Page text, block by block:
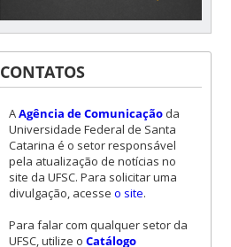
CONTATOS
AAgência de Comunicaçãoda
Universidade Federal de Santa
Catarina é o setor responsável
pela atualização de notícias no
site da UFSC. Para solicitar uma
divulgação, acesse o site.
Para falar com qualquer setor da
UFSC, utilize o Catálogo